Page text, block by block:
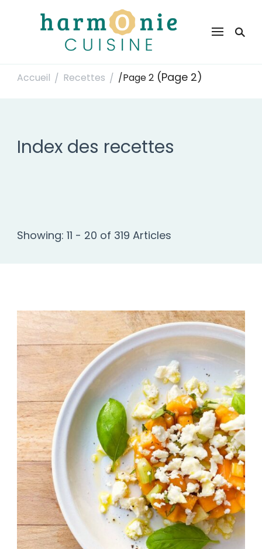
Harmonie Cuisine
Accueil / Recettes / /Page 2 (Page 2)
Index des recettes
Showing: 11 - 20 of 319 Articles